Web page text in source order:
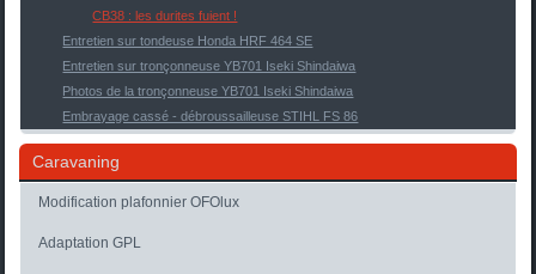
CB38 : les durites fuient !
Entretien sur tondeuse Honda HRF 464 SE
Entretien sur tronçonneuse YB701 Iseki Shindaiwa
Photos de la tronçonneuse YB701 Iseki Shindaiwa
Embrayage cassé - débroussailleuse STIHL FS 86
Caravaning
Modification plafonnier OFOlux
Adaptation GPL